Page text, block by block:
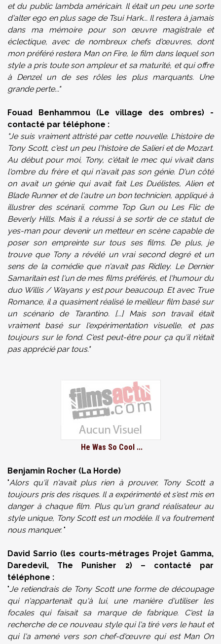
et du public lambda américain. Il était un peu une sorte
d'alter ego en plus sage de Tsui Hark... Il restera à jamais
dans ma mémoire pour son œuvre magistrale et
éclectique, avec de nombreux chefs d'œuvres, dont
mon préféré restera Man on Fire, le film dans lequel son
style a pris toute son ampleur et sa maturité, et qui offre
à Denzel un de ses rôles les plus marquants.
Une
grande perte..."
Fouad Benhammou (Le village des ombres) -
contacté par téléphone :
"Je suis vraiment attristé par cette nouvelle. L'histoire de
Tony Scott, c'est un peu l'histoire de Salieri et de Mozart.
Au début pour moi, Tony, c'était le mec qui vivait dans
l'ombre du frère et qui n'avait pas son génie. D'un côté
on avait un génie qui avait fait Les Duélistes, Alien et
Blade Runner et de l'autre un bon technicien, appliqué à
illustrer des scénarii, comme Top Gun ou Les Flic de
Beverly Hills. Mais il a réussi à se sortir de ce statut de
yes-man pour devenir un metteur en scène capable de
poser son empreinte sur tous ses films. De plus, je
trouve que Tony a révélé un vrai second degré et un
sens de la comédie que n'avait pas Ridley. Le Dernier
Samaritain est l'un de mes films préférés, et l'humour du
duo Willis / Wayans y est pour beaucoup. Et avec True
Romance, il a quasiment réalisé le meilleur film basé sur
un scénario de Tarantino. [...] Mais son travail était
vraiment basé sur l'expérimentation visuelle, et pas
toujours sur le fond. C'est peut-être pour ça qu'il n'était
pas apprécié par tous."
He Was So Cool ...
Benjamin Rocher (La Horde)
"Alors qu'il n'avait plus rien à prouver, Tony Scott a
toujours pris des risques. Il a expérimenté et s'est mis en
danger à chaque film. Plus qu'un grand réalisateur au
style unique, Tony Scott est un modèle. Il va foutrement
nous manquer."
David Sarrio (les courts-métrages Projet Gamma,
Daredevil, The Punisher 2) – contacté par
téléphone :
"Je retiendrais de Tony Scott une forme de découpage
qui n'appartenait qu'à lui, une manière d'utiliser les
focales qui faisait sa marque de fabrique. C'est la
recherche de ce nouveau style qui l'a tiré vers le haut et
qui l'a amené vers son chef-d'œuvre qui est Man On